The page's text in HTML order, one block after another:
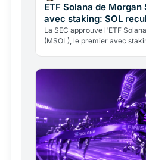
ETF Solana de
avec staking: SOL
La SEC approuve l'ETF
(MSOL), le premier avec